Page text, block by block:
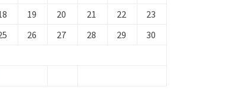
19 20 21 22
23
26 27 28 29
30